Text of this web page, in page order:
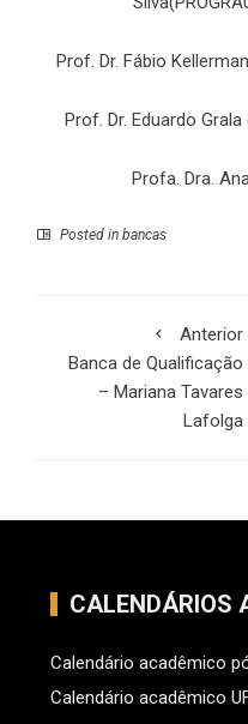
Prof. Dr. Fábio
Prof. Dr. Eduardo Grala
Profa. Dra.
Posted in bancas
Anterior
Banca de Qualificação
– Mariana Tavares
Lafolga
CALENDÁRIOS
Calendário acadêmico
Calendário acadêmico